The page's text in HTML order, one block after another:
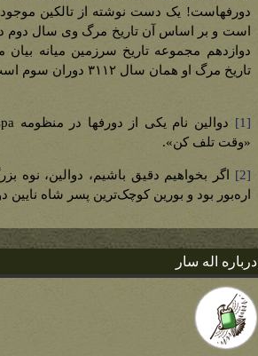
است و بر اساس آن تاریخ مرگ وی سال دوم
دوازدهم مجموعه تاریخ سرزمین میانه
تاریخ مرگ او همان سال ۳۱۱۲ دوران سوم است.
[1]
«وقت تلف کن».
[2]
اگر بخواهیم دقیق باشیم، دوالین، نوه‌
اره‌بور بود و بورین کوچک‌ترین پسر شاه
درباره اله سار